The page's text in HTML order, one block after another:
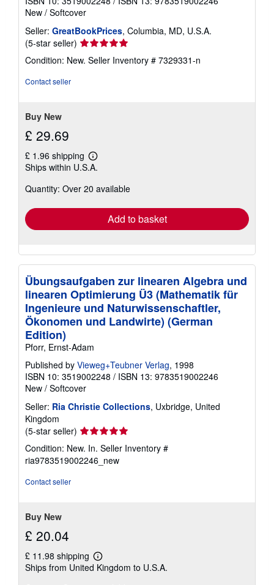
New / Softcover
Seller: GreatBookPrices, Columbia, MD, U.S.A.
(5-star seller) Seller
rating
5
Condition: New. Seller Inventory # 7329331-n
Contact seller
Buy New
£ 29.69
£ 1.96 shipping
Learn
more
shipping
Ships within U.S.A.
Quantity: Over 20 available
Add to basket
Übungsaufgaben zur linearen Algebra und
linearen Optimierung Ü3 (Mathematik für
Ingenieure und Naturwissenschaftler,
Ökonomen und Landwirte) (German
Edition)
Pforr, Ernst-Adam
Published by Vieweg+Teubner Verlag, 1998
ISBN 10: 3519002248 / ISBN 13: 9783519002246
New / Softcover
Seller: Ria Christie Collections, Uxbridge, United
Kingdom
(5-star seller) Seller
rating
5
out
Condition: New. In. Seller Inventory #
ria9783519002246_new
Contact seller
Buy New
£ 20.04
£ 11.98 shipping
Learn
more
Ships from United Kingdom to U.S.A.